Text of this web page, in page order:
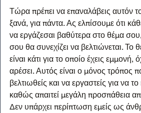
Τώρα πρέπει να επαναλάβεις αυτόν
ξανά, για πάντα. Ας ελπίσουμε ότι
να εργάζεσαι βαθύτερα στο θέμα
σου θα συνεχίζει να βελτιώνεται. Το
είναι κάτι για το οποίο έχεις
αρέσει. Αυτός είναι ο μόνος τρόπος
βελτιωθείς και να εργαστείς για να
καθώς απαιτεί μεγάλη προσπάθεια
Δεν υπάρχει περίπτωση εμείς ως